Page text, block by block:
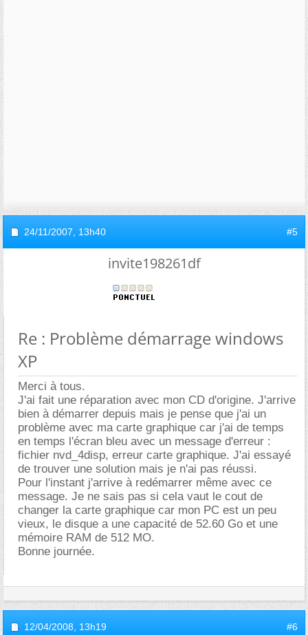
24/11/2007, 13h40 #5
invite198261df
Re : Problème démarrage windows
XP
Merci à tous.
J'ai fait une réparation avec mon CD d'origine. J'arrive
bien à démarrer depuis mais je pense que j'ai un
problème avec ma carte graphique car j'ai de temps
en temps l'écran bleu avec un message d'erreur :
fichier nvd_4disp, erreur carte graphique. J'ai essayé
de trouver une solution mais je n'ai pas réussi.
Pour l'instant j'arrive à redémarrer même avec ce
message. Je ne sais pas si cela vaut le cout de
changer la carte graphique car mon PC est un peu
vieux, le disque a une capacité de 52.60 Go et une
mémoire RAM de 512 MO.
Bonne journée.
12/04/2008, 13h19 #6